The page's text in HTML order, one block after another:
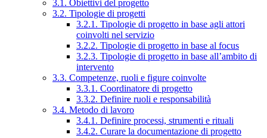
3.1. Obiettivi del progetto
3.2. Tipologie di progetti
3.2.1. Tipologie di progetto in base agli attori
coinvolti nel servizio
3.2.2. Tipologie di progetto in base al focus
3.2.3. Tipologie di progetto in base all’ambito di
intervento
3.3. Competenze, ruoli e figure coinvolte
3.3.1. Coordinatore di progetto
3.3.2. Definire ruoli e responsabilità
3.4. Metodo di lavoro
3.4.1. Definire processi, strumenti e rituali
3.4.2. Curare la documentazione di progetto